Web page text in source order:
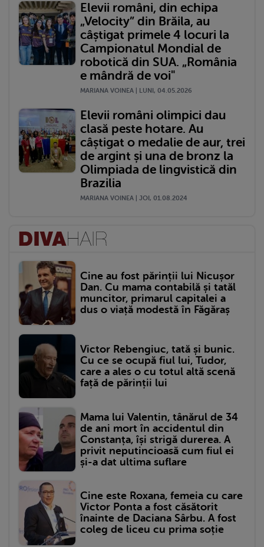
Elevii români, din echipa
„Velocity” din Brăila, au
câștigat primele 4 locuri la
Campionatul Mondial de
robotică din SUA. „România
e mândră de voi"
MARIANA VOINEA | LUNI, 04.05.2026
Elevii români olimpici dau
clasă peste hotare. Au
câștigat o medalie de aur, trei
de argint și una de bronz la
Olimpiada de lingvistică din
Brazilia
MARIANA VOINEA | JOI, 01.08.2024
Cine au fost părinții lui Nicușor
Dan. Cu mama contabilă și tatăl
muncitor, primarul capitalei a
dus o viață modestă în Făgăraș
Victor Rebengiuc, tată și bunic.
Cu ce se ocupă fiul lui, Tudor,
care a ales o cu totul altă scenă
față de părinții lui
Mama lui Valentin, tânărul de 34
de ani mort în accidentul din
Constanța, își strigă durerea. A
privit neputincioasă cum fiul ei
și-a dat ultima suflare
Cine este Roxana, femeia cu care
Victor Ponta a fost căsătorit
înainte de Daciana Sârbu. A fost
coleg de liceu cu prima soție